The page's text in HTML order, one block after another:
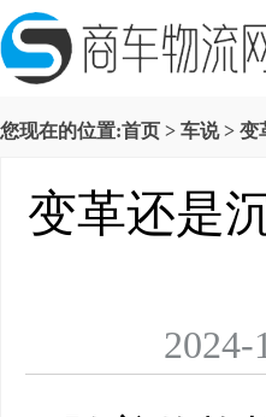
您现在的位置:首页 > 车说> 变
变革还是